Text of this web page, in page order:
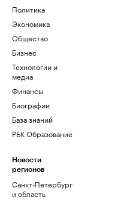
Политика
Экономика
Общество
Бизнес
Технологии и
медиа
Финансы
Биографии
База знаний
РБК Образование
Новости
регионов
Санкт-Петербург
и область